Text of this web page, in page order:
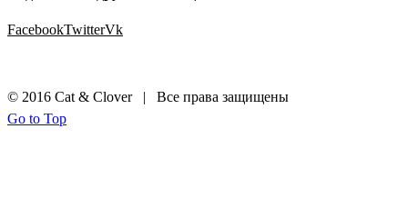
FacebookTwitterVk
© 2016 Cat & Clover | Все права защищены
Go to Top